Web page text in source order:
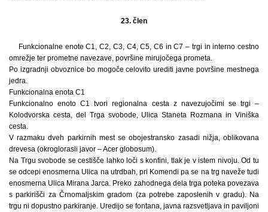
23. člen
Funkcionalne enote C1, C2, C3, C4, C5, C6 in C7 – trgi in interno cestno
omrežje ter prometne navezave, površine mirujočega prometa.
Po izgradnji obvoznice bo mogoče celovito urediti javne površine mestnega
jedra.
Funkcionalna enota C1
Funkcionalno enoto C1 tvori regionalna cesta z navezujočimi se trgi –
Kolodvorska cesta, del Trga svobode, Ulica Staneta Rozmana in Viniška
cesta.
V razmaku dveh parkirnih mest se obojestransko zasadi nižja, oblikovana
drevesa (okroglorasli javor – Acer globosum).
Na Trgu svobode se cestišče lahko loči s konfini, tlak je v istem nivoju. Od tu
se odcepi enosmerna Ulica na utrdbah, pri Komendi pa se na trg naveže tudi
enosmerna Ulica Mirana Jarca. Preko zahodnega dela trga poteka povezava
s parkirišči za Črnomaljskim gradom (za potrebe zaposlenih v gradu). Na
trgu ni dopustno parkiranje. Uredijo se fontana, javna razsvetljava in paviljoni